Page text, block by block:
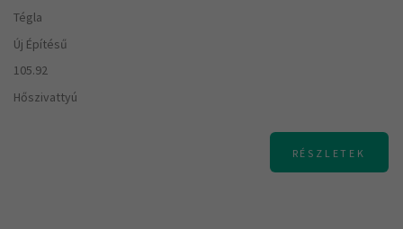
Tégla
Új Építésű
105.92
Hőszivattyú
RÉSZLETEK